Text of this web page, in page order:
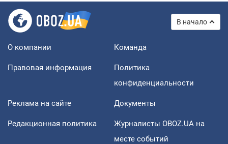
В начало
О компании Команда
Правовая информация
Политика
конфиденциальности
Реклама на сайте Документы
Редакционная политика
Журналисты OBOZ.UA на
месте событий